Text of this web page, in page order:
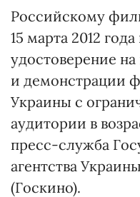
Российскому
15 марта 2012
удостоверение
и демонстрации
Украины с
аудитории в
пресс-служба
агентства
(Госкино).